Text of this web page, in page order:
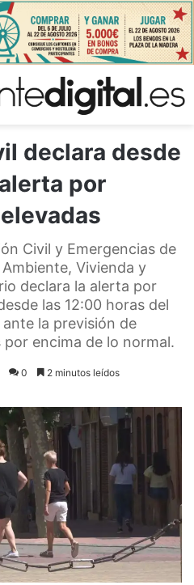
declara desde
por
Civil y Emergencias de
Vivienda y
declara la alerta por
las 12:00 horas del
la previsión de
encima de lo normal.
0 2 minutos leídos